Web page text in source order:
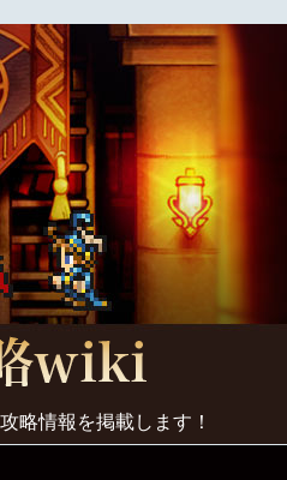
略情報を掲載します！